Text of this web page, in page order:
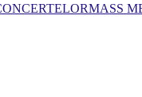
MASS